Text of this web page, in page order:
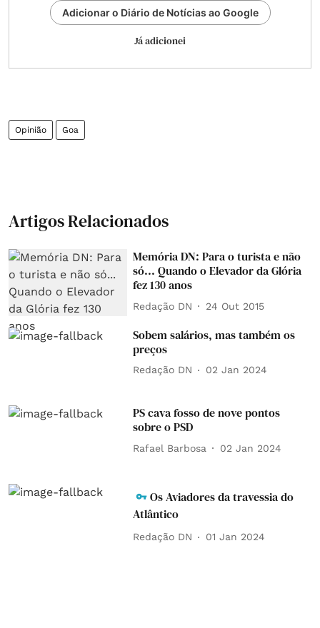
Adicionar o Diário de Notícias ao Google
Já adicionei
Opinião Goa
Artigos Relacionados
Memória DN: Para o turista e não
só... Quando o Elevador da Glória
fez 130 anos
Redação DN 24 Out 2015
Sobem salários, mas também os
preços
Redação DN 02 Jan 2024
PS cava fosso de nove pontos
sobre o PSD
Rafael Barbosa 02 Jan 2024
Os Aviadores da travessia do
Atlântico
Redação DN 01 Jan 2024